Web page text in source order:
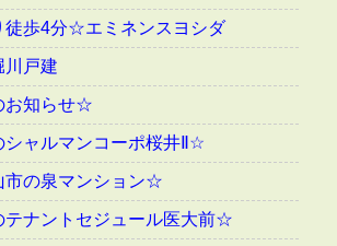
徒歩4分☆エミネンスヨシダ
川戸建
お知らせ☆
ャルマンコーポ桜井Ⅱ☆
の泉マンション☆
ナントセジュール医大前☆